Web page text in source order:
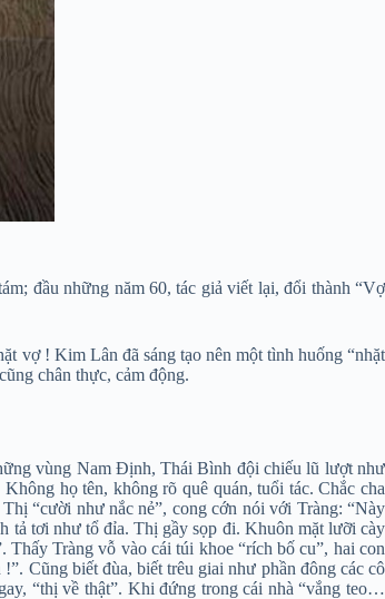
đầu những năm 60, tác giả viết lại, đổi thành “Vợ
vợ ! Kim Lân đã sáng tạo nên một tình huống “nhặt
chân thực, cảm động.
vùng Nam Định, Thái Bình đội chiếu lũ lượt như
họ tên, không rõ quê quán, tuổi tác. Chắc cha
“cười như nắc nẻ”, cong cớn nói với Tràng: “Này
tả tơi như tổ đỉa. Thị gầy sọp đi. Khuôn mặt lưỡi cày
Tràng vỗ vào cái túi khoe “rích bố cu”, hai con
Cũng biết đùa, biết trêu giai như phần đông các cô
“thị về thật”. Khi đứng trong cái nhà “vắng teo…